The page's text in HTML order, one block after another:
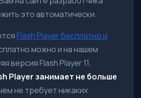
это автоматически.
Flash Player бесплатно и
можно и на нашем
версия Flash Player 11.
Player занимает не больше
не требует никаких